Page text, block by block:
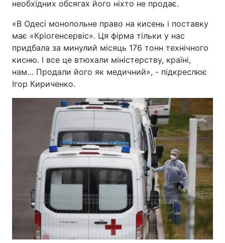
необхідних обсягах його ніхто не продає.
«В Одесі монопольне право на кисень і поставку
має «Кріогенсервіс». Ця фірма тільки у нас
придбала за минулий місяць 176 тонн технічного
кисню. І все це втюхали міністерству, країні,
нам… Продали його як медичний», - підкреслює
Ігор Кириченко.